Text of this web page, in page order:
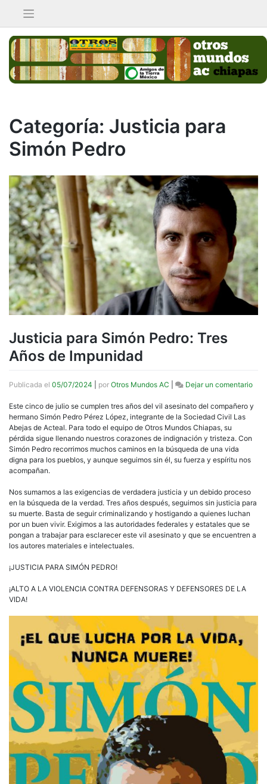
contenido
Categoría: Justicia para
Simón Pedro
Justicia para Simón Pedro: Tres
Años de Impunidad
Publicada el 05/07/2024 por Otros Mundos AC Dejar un comentarioen
para
Este cinco de julio se cumplen tres años del vil asesinato del compañero y
hermano Simón Pedro Pérez López, integrante de la Sociedad Civil Las
Abejas de Acteal. Para todo el equipo de Otros Mundos Chiapas, su
pérdida sigue llenando nuestros corazones de indignación y tristeza. Con
Simón Pedro recorrimos muchos caminos en la búsqueda de una vida
digna para los pueblos, y aunque seguimos sin él, su fuerza y espíritu nos
acompañan.
Nos sumamos a las exigencias de verdadera justicia y un debido proceso
en la búsqueda de la verdad. Tres años después, seguimos sin justicia para
su muerte. Basta de seguir criminalizando y hostigando a quienes luchan
por un buen vivir. Exigimos a las autoridades federales y estatales que se
pongan a trabajar para esclarecer este vil asesinato y que se encuentren a
los autores materiales e intelectuales.
¡JUSTICIA PARA SIMÓN PEDRO!
¡ALTO A LA VIOLENCIA CONTRA DEFENSORAS Y DEFENSORES DE LA
VIDA!